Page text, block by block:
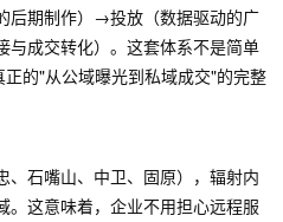
后期制作）→投放（数据驱动的广
成交转化）。这套体系不是简单
的"从公域曝光到私域成交"的完整
、石嘴山、中卫、固原），辐射内
。这意味着，企业不用担心远程服